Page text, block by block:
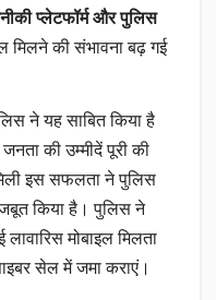
प्लेटफॉर्म और पुलिस
मिलने की संभावना बढ़ गई
ने यह साबित किया है
की उम्मीदें पूरी की
इस सफलता ने पुलिस
किया है। पुलिस ने
मोबाइल मिलता
सेल में जमा कराएं।